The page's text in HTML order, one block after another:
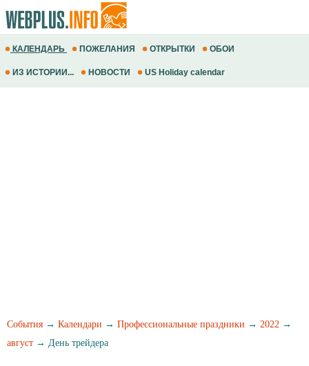
КАЛЕНДАРЬ ПОЖЕЛАНИЯ ОТКРЫТКИ ОБОИ
ИЗ ИСТОРИИ... НОВОСТИ US Holiday calendar
События → Календари → Профессиональные праздники → 2022 →
август → День трейдера